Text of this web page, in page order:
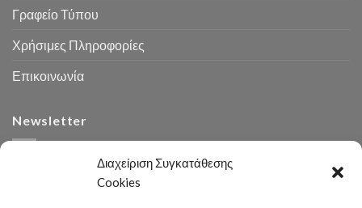
Διαχείριση Συγκατάθεσης
Cookies
Γραφείο Τύπου
Χρήσιμες Πληροφορίες
Επικοινωνία
Newsletter